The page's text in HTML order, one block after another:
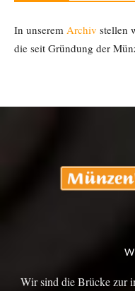
In unserem Archiv stellen
die seit Gründung der
Wir sind die Brücke zur